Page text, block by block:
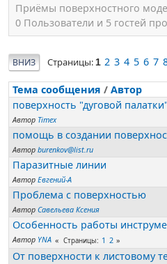
Приёмы поверхностного
0 Пользователи и 5 гостей
ВНИЗ Страницы 1 2 3 4 5 6 7
Тема сообщения / Автор
поверхность "дуговой палатки"
Автор Timex
помощь в создании
Автор burenkov@list.ru
Паразитные линии
Автор Евгений-А
Проблема с поверхностью
Автор Савельева Ксения
Особенность работы
Автор YNA Страницы 1 2
От поверхности к листовому